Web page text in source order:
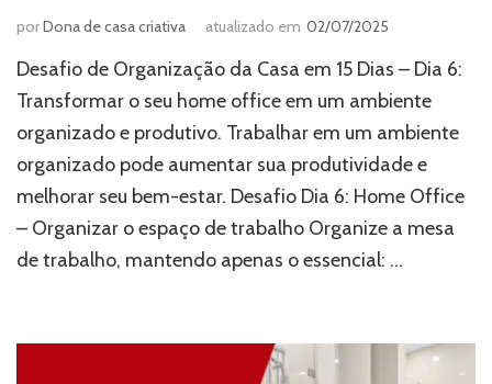
porDona de casa criativa atualizado em 02/07/2025
Desafio de Organização da Casa em 15 Dias – Dia 6:
Transformar o seu home office em um ambiente
organizado e produtivo. Trabalhar em um ambiente
organizado pode aumentar sua produtividade e
melhorar seu bem-estar. Desafio Dia 6: Home Office
– Organizar o espaço de trabalho Organize a mesa
de trabalho, mantendo apenas o essencial: …